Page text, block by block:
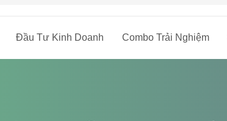
Đầu Tư Kinh Doanh Combo Trải Nghiệm